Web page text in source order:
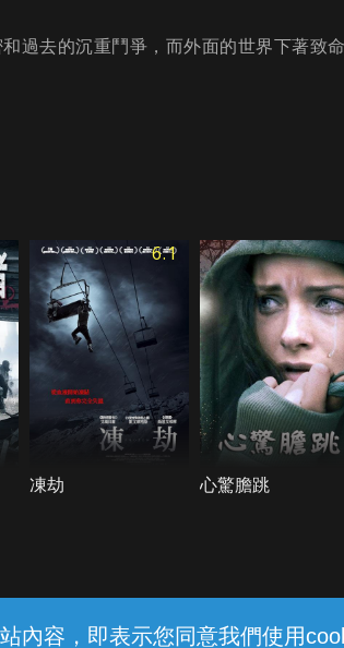
內容，即表示您同意我們使用
過去的沉重鬥爭，而外面的世界下著致
6.1
凍劫 心驚膽跳